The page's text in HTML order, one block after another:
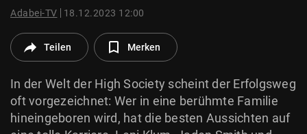
© Krone Multimedia GmbH & Co KG 2026
Adabei-TV 18.12.2023 12:00
Teilen Merken
In der Welt der High Society scheint der Erfolgsweg
oft vorgezeichnet: Wer in eine berühmte Familie
hineingeboren wird, hat die besten Aussichten auf